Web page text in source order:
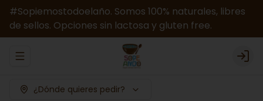
#Sopiemostodoelaño. Somos 100% naturales, libres
de sellos. Opciones sin lactosa y gluten free.
Abrir menu de navegación Login
¿Dónde quieres pedir?